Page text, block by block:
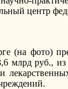
центр
(на фото)
млрд руб.,